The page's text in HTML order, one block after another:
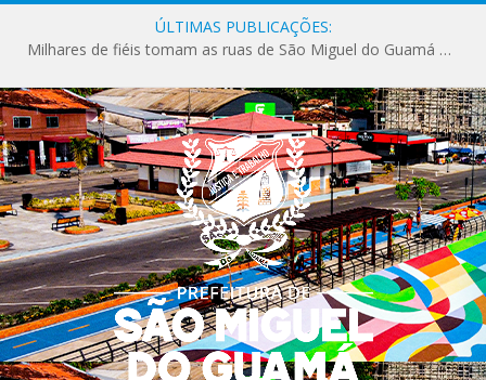
ÚLTIMAS PUBLICAÇÕES:
Milhares de fiéis tomam as ruas de São Miguel do Guamá em uma grande celebração de fé na Marcha para Jesus 2026.